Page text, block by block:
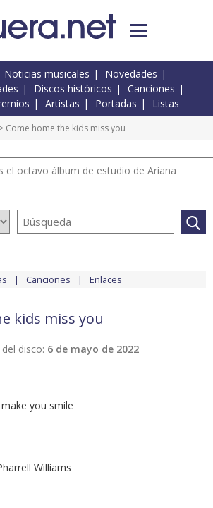
Noticias musicales
Novedades
Discos históricos
Canciones
Artistas Portadas Listas
> Come home the kids miss you
el octavo álbum de estudio de Ariana
Canciones Enlaces
kids miss you
disco: 6 de mayo de 2022
you smile
Williams